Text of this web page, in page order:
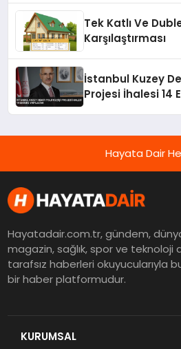
Tek Katlı Ve
Karşılaştırması
İstanbul Kuzey
Projesi İhalesi 14
Hayata Dair
Hayatadair.com.tr, gündem,
magazin, sağlık, spor ve teknoloji
tarafsız haberleri okuyucularıyla
bir haber platformudur.
KURUMSAL